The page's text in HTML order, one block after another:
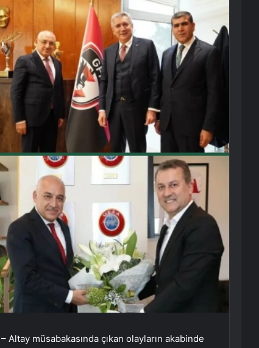
Altay müsabakasında çıkan olayların akabinde